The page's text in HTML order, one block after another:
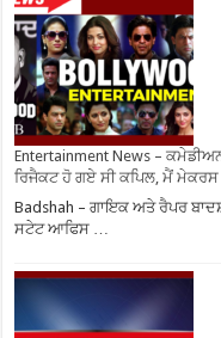
Entertainment News –
ਰਿਜੈਕਟ ਹੋ ਗਏ ਸੀ ਕਪਿਲ, ਮੈਂ
Badshah – ਗਾਇਕ ਅਤੇ ਰੈਪਰ
ਸਟੇਟ ਆਫਿਸ …